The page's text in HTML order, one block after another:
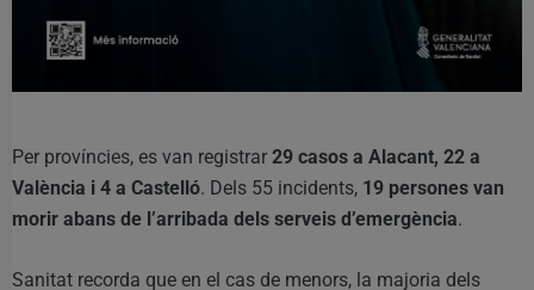
Per províncies, es van registrar 29 casos a Alacant, 22 a
València i 4 a Castelló. Dels 55 incidents, 19 persones van
morir abans de l’arribada dels serveis d’emergència.
Sanitat recorda que en el cas de menors, la majoria dels